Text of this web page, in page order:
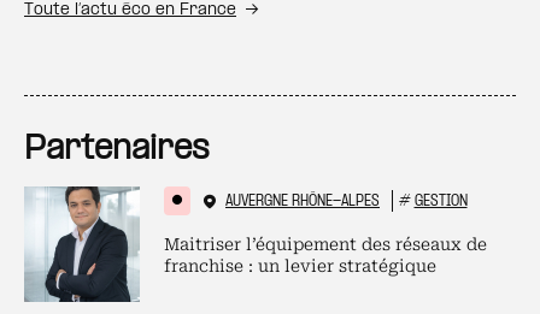
Toute l’actu éco en France
Partenaires
AUVERGNE RHÔNE-ALPES # GESTION
Maitriser l’équipement des réseaux de
franchise : un levier stratégique